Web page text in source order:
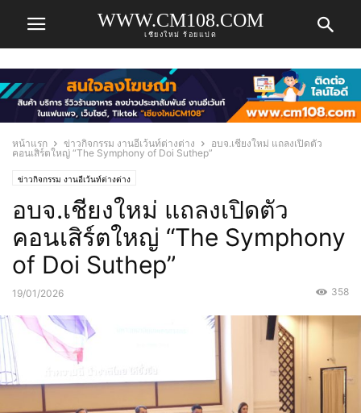
WWW.CM108.COM
เชียงใหม่ ร้อยแปด
หน้าแรก ข่าวกิจกรรม งานอีเว้นท์ต่างต่าง
อบจ.เชียงใหม่ แถลงเปิดตัว
คอนเสิร์ตใหญ่ “The Symphony of Doi Suthep”
ข่าวกิจกรรม งานอีเว้นท์ต่างต่าง
อบจ.เชียงใหม่ แถลงเปิดตัว
คอนเสิร์ตใหญ่ “The Symphony
of Doi Suthep”
19/01/2026 358